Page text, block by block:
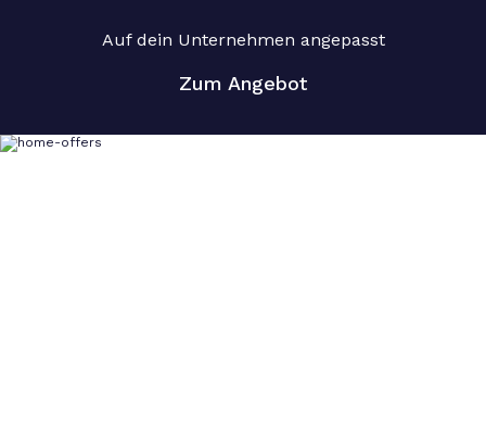
Auf dein Unternehmen angepasst
Zum Angebot